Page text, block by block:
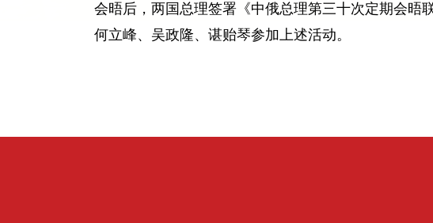
会晤后，两国总理签署《中俄总理第三十次定期会晤
何立峰、吴政隆、谌贻琴参加上述活动。